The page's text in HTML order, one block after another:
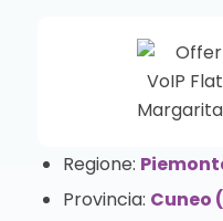
Regione:
Provincia: Cuneo